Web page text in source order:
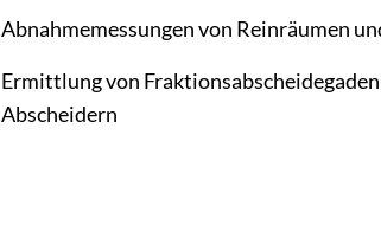
Abnahmemessungen von Reinräumen
Ermittlung von
Abscheidern